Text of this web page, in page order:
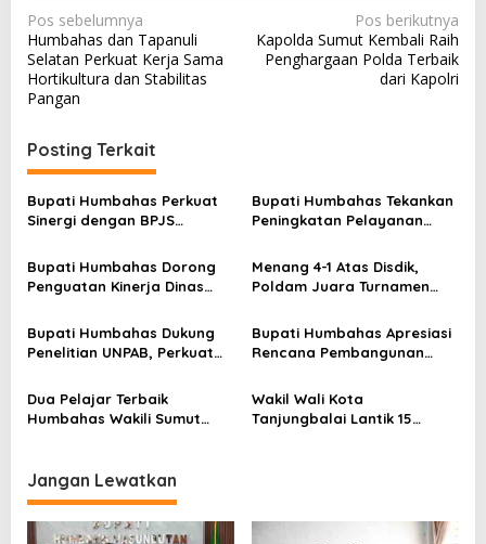
N
a
v
i
g
a
s
i
p
o
s
Pos sebelumnya
Humbahas dan Tapanuli
Selatan Perkuat Kerja Sama
Hortikultura dan Stabilitas
Pangan
Pos berikutnya
Kapolda Sumut Kembali Raih
Penghargaan Polda Terbaik
dari Kapolri
Posting Terkait
Bupati Humbahas Perkuat
Sinergi dengan BPJS
Perluas Perlindungan
Pekerja
Bupati Humbahas Tekankan
Peningkatan Pelayanan
Utamakan Profesionalisme
dan Integritas
Bupati Humbahas Dorong
Penguatan Kinerja Dinas
SDM Berkualitas
Menang 4-1 Atas Disdik,
Poldam Juara Turnamen
Bupati Humbahas Dukung
Penelitian UNPAB, Perkuat
Toba
Bupati Humbahas Apresiasi
Rencana Pembangunan
Marbun Pollung
Dua Pelajar Terbaik
Humbahas Wakili Sumut
Wakil Wali Kota
Tanjungbalai Lantik 15
Jangan Lewatkan